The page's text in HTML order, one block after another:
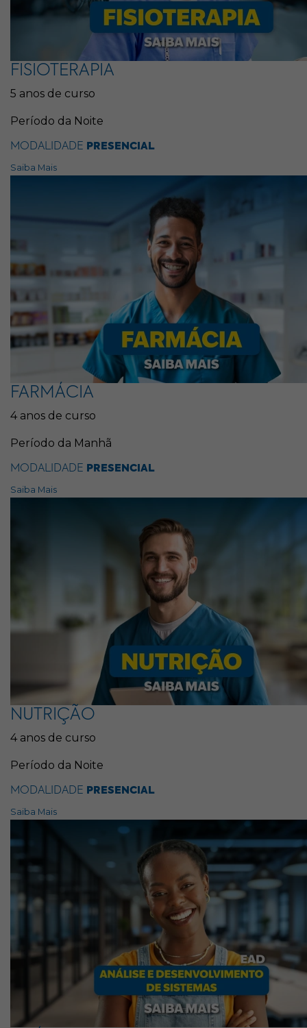
FISIOTERAPIA
5 anos de curso
Período da Noite
MODALIDADE PRESENCIAL
Saiba Mais
FARMÁCIA
4 anos de curso
Período da Manhã
MODALIDADE PRESENCIAL
Saiba Mais
NUTRIÇÃO
4 anos de curso
Período da Noite
MODALIDADE PRESENCIAL
Saiba Mais